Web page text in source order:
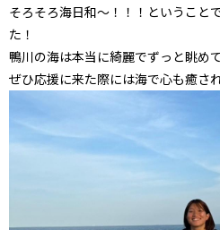
そろそろ海日和〜！！！ということ
た！
鴨川の海は本当に綺麗でずっと眺め
ぜひ応援に来た際には海で心も癒さ